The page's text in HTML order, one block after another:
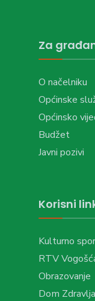
Za
O načelniku
Općinske
Općinsko
Budžet
Javni pozivi
Korisni
Kulturno
RTV
Obrazovanje
Dom